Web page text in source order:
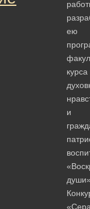
ею
курса
и